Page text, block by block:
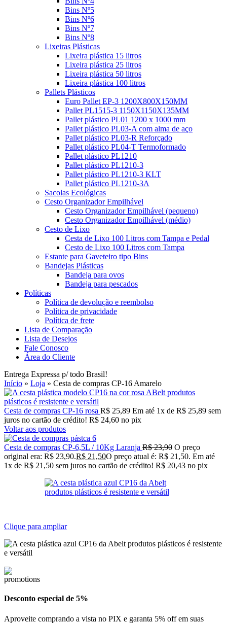
Bins Nº5
Bins Nº6
Bins Nº7
Bins Nº8
Lixeiras Plásticas
Lixeira plástica 15 litros
Lixeira plástica 25 litros
Lixeira plástica 50 litros
Lixeira plástica 100 litros
Pallets Plásticos
Euro Pallet EP-3 1200X800X150MM
Pallet PL1515-3 1150X1150X135MM
Pallet plástico PL01 1200 x 1000 mm
Pallet plástico PL03-A com alma de aço
Pallet plástico PL03-R Reforçado
Pallet plástico PL04-T Termoformado
Pallet plástico PL1210
Pallet plástico PL1210-3
Pallet plástico PL1210-3 KLT
Pallet plástico PL1210-3A
Sacolas Ecológicas
Cesto Organizador Empilhável
Cesto Organizador Empilhável (pequeno)
Cesto Organizador Empilhável (médio)
Cesto de Lixo
Cesta de Lixo 100 Litros com Tampa e Pedal
Cesto de Lixo 100 Litros com Tampa
Estante para Gaveteiro tipo Bins
Bandejas Plásticas
Bandeja para ovos
Bandeja para pescados
Políticas
Política de devolução e reembolso
Política de privacidade
Política de frete
Lista de Comparação
Lista de Desejos
Fale Conosco
Área do Cliente
Entrega Expressa p/ todo Brasil!
Início » Loja » Cesta de compras CP-16 Amarelo
Cesta de compras CP-16 rosa R$ 25,89 Em até 1x de R$ 25,89 sem
juros no cartão de crédito! R$ 24,60 no pix
Voltar aos produtos
Cesta de compras CP-6,5L / 10Kg Laranja R$23,90 O preço
original era: R$ 23,90.R$ 21,50O preço atual é: R$ 21,50. Em até
1x de R$ 21,50 sem juros no cartão de crédito! R$ 20,43 no pix
Clique para ampliar
Desconto especial de 5%
Aproveite comprando a vista no PIX e garanta 5% off em suas